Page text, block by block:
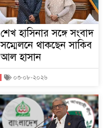
শেখ হাসিনার সঙ্গে সংবাদ
সম্মেলনে থাকছেন সাকিব
আল হাসান
০৩-০৮-২০২৬